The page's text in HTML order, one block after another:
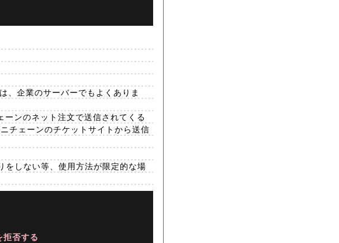
、企業のサーバーでもよくありま
ンのネット注文で送信されてくる
チェーンのチケットサイトから送信
しない等、使用方法が限定的な場
拒否する